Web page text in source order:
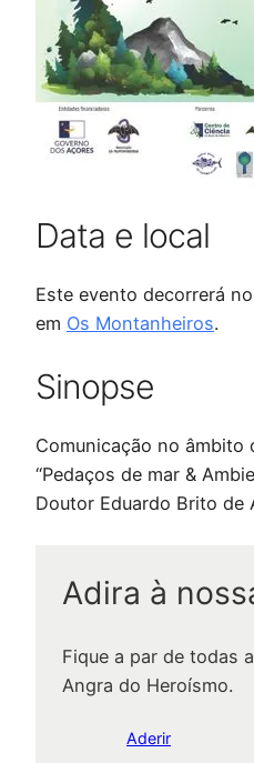
Data e local
Este evento decorrerá
em Os Montanheiros.
Sinopse
Comunicação no âmbito
“Pedaços de mar &
Doutor Eduardo Brito de
Adira à
Fique a par de todas
Angra do Heroísmo.
Aderir